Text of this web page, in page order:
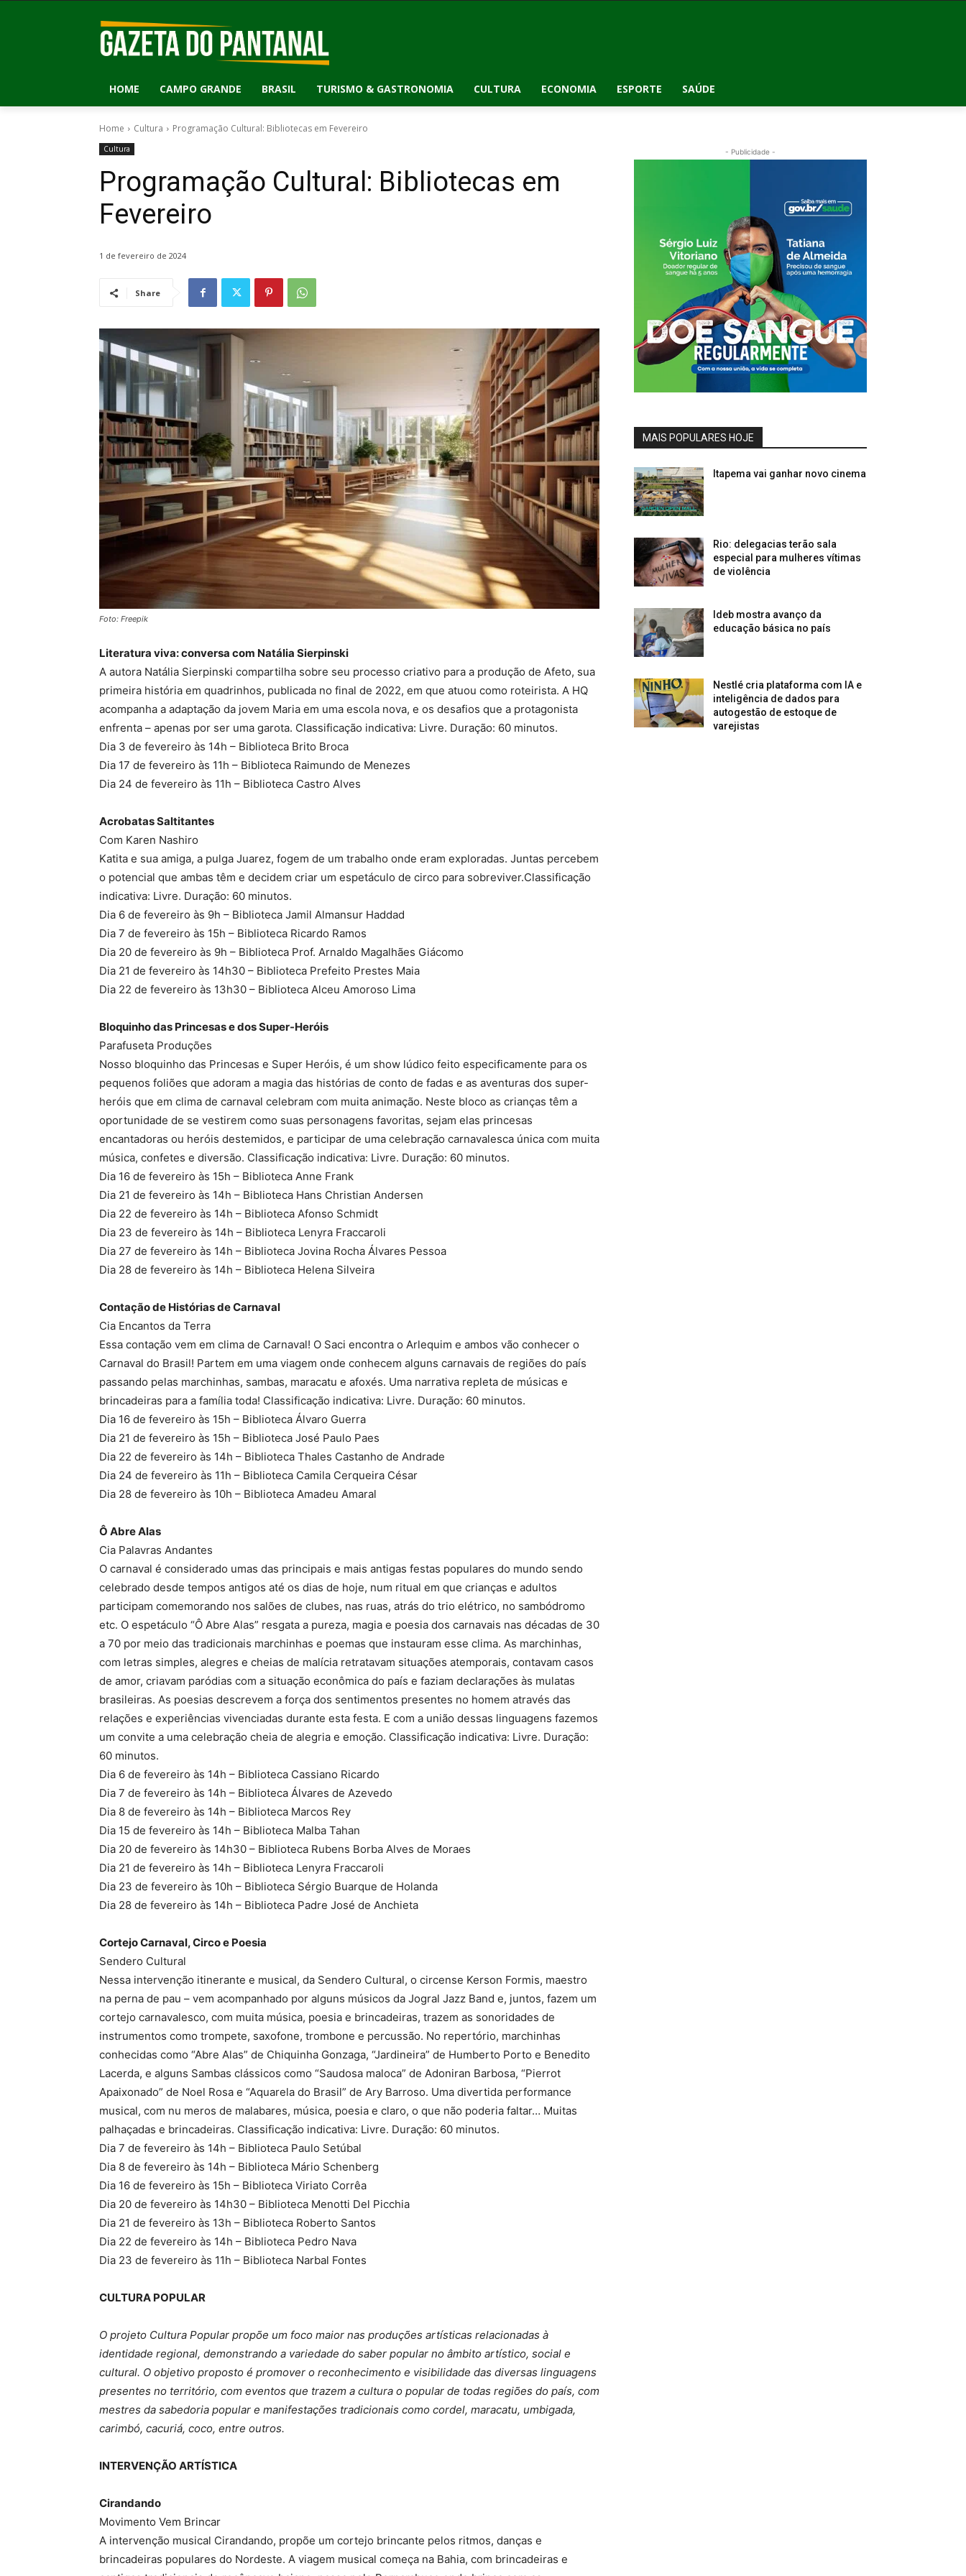
HOME CAMPO GRANDE BRASIL TURISMO & GASTRONOMIA CULTURA ECONOMIA ESPORTE SAÚDE
Home Cultura Programação Cultural: Bibliotecas em Fevereiro
Cultura
Programação Cultural: Bibliotecas em
Fevereiro
1 de fevereiro de 2024
Share
Foto: Freepik
Literatura viva: conversa com Natália Sierpinski
A autora Natália Sierpinski compartilha sobre seu processo criativo para a produção de Afeto, sua
primeira história em quadrinhos, publicada no final de 2022, em que atuou como roteirista. A HQ
acompanha a adaptação da jovem Maria em uma escola nova, e os desafios que a protagonista
enfrenta – apenas por ser uma garota. Classificação indicativa: Livre. Duração: 60 minutos.
Dia 3 de fevereiro às 14h – Biblioteca Brito Broca
Dia 17 de fevereiro às 11h – Biblioteca Raimundo de Menezes
Dia 24 de fevereiro às 11h – Biblioteca Castro Alves
Acrobatas Saltitantes
Com Karen Nashiro
Katita e sua amiga, a pulga Juarez, fogem de um trabalho onde eram exploradas. Juntas percebem
o potencial que ambas têm e decidem criar um espetáculo de circo para sobreviver.Classificação
indicativa: Livre. Duração: 60 minutos.
Dia 6 de fevereiro às 9h – Biblioteca Jamil Almansur Haddad
Dia 7 de fevereiro às 15h – Biblioteca Ricardo Ramos
Dia 20 de fevereiro às 9h – Biblioteca Prof. Arnaldo Magalhães Giácomo
Dia 21 de fevereiro às 14h30 – Biblioteca Prefeito Prestes Maia
Dia 22 de fevereiro às 13h30 – Biblioteca Alceu Amoroso Lima
Bloquinho das Princesas e dos Super-Heróis
Parafuseta Produções
Nosso bloquinho das Princesas e Super Heróis, é um show lúdico feito especificamente para os
pequenos foliões que adoram a magia das histórias de conto de fadas e as aventuras dos super-
heróis que em clima de carnaval celebram com muita animação. Neste bloco as crianças têm a
oportunidade de se vestirem como suas personagens favoritas, sejam elas princesas
encantadoras ou heróis destemidos, e participar de uma celebração carnavalesca única com muita
música, confetes e diversão. Classificação indicativa: Livre. Duração: 60 minutos.
Dia 16 de fevereiro às 15h – Biblioteca Anne Frank
Dia 21 de fevereiro às 14h – Biblioteca Hans Christian Andersen
Dia 22 de fevereiro às 14h – Biblioteca Afonso Schmidt
Dia 23 de fevereiro às 14h – Biblioteca Lenyra Fraccaroli
Dia 27 de fevereiro às 14h – Biblioteca Jovina Rocha Álvares Pessoa
Dia 28 de fevereiro às 14h – Biblioteca Helena Silveira
Contação de Histórias de Carnaval
Cia Encantos da Terra
Essa contação vem em clima de Carnaval! O Saci encontra o Arlequim e ambos vão conhecer o
Carnaval do Brasil! Partem em uma viagem onde conhecem alguns carnavais de regiões do país
passando pelas marchinhas, sambas, maracatu e afoxés. Uma narrativa repleta de músicas e
brincadeiras para a família toda! Classificação indicativa: Livre. Duração: 60 minutos.
Dia 16 de fevereiro às 15h – Biblioteca Álvaro Guerra
Dia 21 de fevereiro às 15h – Biblioteca José Paulo Paes
Dia 22 de fevereiro às 14h – Biblioteca Thales Castanho de Andrade
Dia 24 de fevereiro às 11h – Biblioteca Camila Cerqueira César
Dia 28 de fevereiro às 10h – Biblioteca Amadeu Amaral
Ô Abre Alas
Cia Palavras Andantes
O carnaval é considerado umas das principais e mais antigas festas populares do mundo sendo
celebrado desde tempos antigos até os dias de hoje, num ritual em que crianças e adultos
participam comemorando nos salões de clubes, nas ruas, atrás do trio elétrico, no sambódromo
etc. O espetáculo “Ô Abre Alas” resgata a pureza, magia e poesia dos carnavais nas décadas de 30
a 70 por meio das tradicionais marchinhas e poemas que instauram esse clima. As marchinhas,
com letras simples, alegres e cheias de malícia retratavam situações atemporais, contavam casos
de amor, criavam paródias com a situação econômica do país e faziam declarações às mulatas
brasileiras. As poesias descrevem a força dos sentimentos presentes no homem através das
relações e experiências vivenciadas durante esta festa. E com a união dessas linguagens fazemos
um convite a uma celebração cheia de alegria e emoção. Classificação indicativa: Livre. Duração:
60 minutos.
Dia 6 de fevereiro às 14h – Biblioteca Cassiano Ricardo
Dia 7 de fevereiro às 14h – Biblioteca Álvares de Azevedo
Dia 8 de fevereiro às 14h – Biblioteca Marcos Rey
Dia 15 de fevereiro às 14h – Biblioteca Malba Tahan
Dia 20 de fevereiro às 14h30 – Biblioteca Rubens Borba Alves de Moraes
Dia 21 de fevereiro às 14h – Biblioteca Lenyra Fraccaroli
Dia 23 de fevereiro às 10h – Biblioteca Sérgio Buarque de Holanda
Dia 28 de fevereiro às 14h – Biblioteca Padre José de Anchieta
Cortejo Carnaval, Circo e Poesia
Sendero Cultural
Nessa intervenção itinerante e musical, da Sendero Cultural, o circense Kerson Formis, maestro
na perna de pau – vem acompanhado por alguns músicos da Jogral Jazz Band e, juntos, fazem um
cortejo carnavalesco, com muita música, poesia e brincadeiras, trazem as sonoridades de
instrumentos como trompete, saxofone, trombone e percussão. No repertório, marchinhas
conhecidas como “Abre Alas” de Chiquinha Gonzaga, “Jardineira” de Humberto Porto e Benedito
Lacerda, e alguns Sambas clássicos como “Saudosa maloca” de Adoniran Barbosa, “Pierrot
Apaixonado” de Noel Rosa e “Aquarela do Brasil” de Ary Barroso. Uma divertida performance
musical, com nu meros de malabares, música, poesia e claro, o que não poderia faltar… Muitas
palhaçadas e brincadeiras. Classificação indicativa: Livre. Duração: 60 minutos.
Dia 7 de fevereiro às 14h – Biblioteca Paulo Setúbal
Dia 8 de fevereiro às 14h – Biblioteca Mário Schenberg
Dia 16 de fevereiro às 15h – Biblioteca Viriato Corrêa
Dia 20 de fevereiro às 14h30 – Biblioteca Menotti Del Picchia
Dia 21 de fevereiro às 13h – Biblioteca Roberto Santos
Dia 22 de fevereiro às 14h – Biblioteca Pedro Nava
Dia 23 de fevereiro às 11h – Biblioteca Narbal Fontes
CULTURA POPULAR
O projeto Cultura Popular propõe um foco maior nas produções artísticas relacionadas à
identidade regional, demonstrando a variedade do saber popular no âmbito artístico, social e
cultural. O objetivo proposto é promover o reconhecimento e visibilidade das diversas linguagens
presentes no território, com eventos que trazem a cultura o popular de todas regiões do país, com
mestres da sabedoria popular e manifestações tradicionais como cordel, maracatu, umbigada,
carimbó, cacuriá, coco, entre outros.
INTERVENÇÃO ARTÍSTICA
Cirandando
Movimento Vem Brincar
A intervenção musical Cirandando, propõe um cortejo brincante pelos ritmos, danças e
brincadeiras populares do Nordeste. A viagem musical começa na Bahia, com brincadeiras e
- Publicidade -
MAIS POPULARES HOJE
Itapema vai ganhar novo cinema
Rio: delegacias terão sala
especial para mulheres vítimas
de violência
Ideb mostra avanço da
educação básica no país
Nestlé cria plataforma com IA e
inteligência de dados para
autogestão de estoque de
varejistas